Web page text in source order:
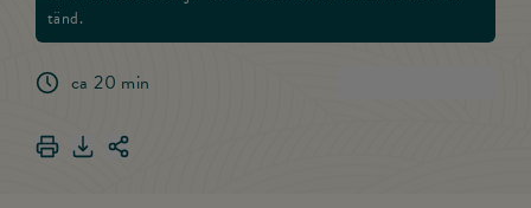
tänd.
ca 20 min
Skriv ut Varm grönkålssallad med kalkonbacon, valnötter &
Ladda ner Varm grönkålssallad med kalkonbacon,
Dela länken för Varm grönkålssallad med